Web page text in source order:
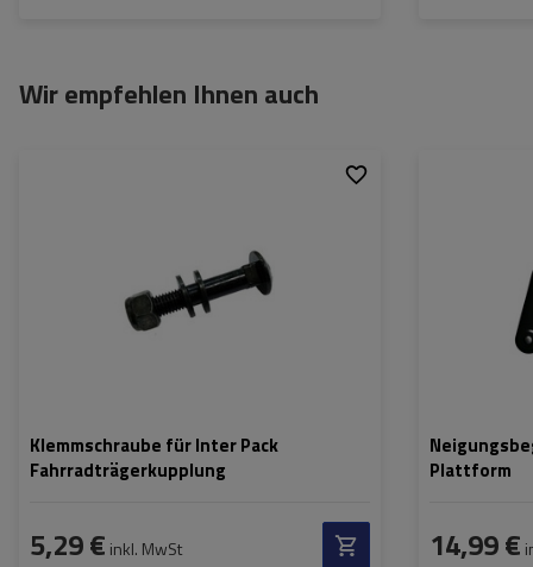
Wir empfehlen Ihnen auch
Klemmschraube für Inter Pack
Fahrradträgerkupplung
5,29 € inkl. MwSt
Plattform
14,99 €